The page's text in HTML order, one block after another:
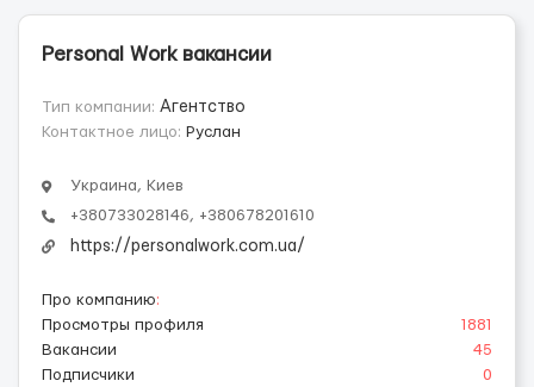
Personal Work вакансии
Тип компании: Агентство
Контактное лицо: Руслан
Украина, Киев
+380733028146, +380678201610
https://personalwork.com.ua/
Про компанию:
Просмотры профиля
1881
Вакансии
45
Подписчики
0